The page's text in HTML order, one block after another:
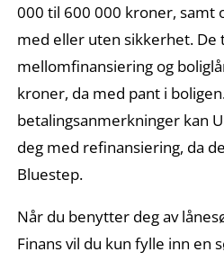
000 til 600 000 kroner, samt
med eller uten sikkerhet. De
mellomfinansiering og
kroner, da med pant i
betalingsanmerkninger kan
deg med refinansiering, da
Bluestep.
Når du benytter deg av
Finans vil du kun fylle inn en